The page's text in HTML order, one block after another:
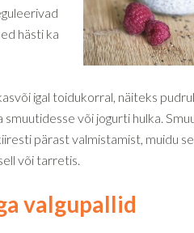
hästi ka
igal toidukorral, näiteks
smuutidesse või jogurti hulka.
pärast valmistamist, muidu
või tarretis.
valgupallid